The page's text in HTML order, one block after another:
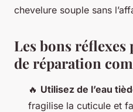
chevelure souple sans
Les bons
de réparation
🔥 Utilisez de l’eau
fragilise la cuticule et